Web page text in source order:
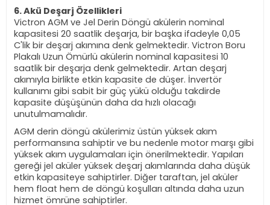
6. Akü Deşarj Özellikleri
Victron AGM ve Jel Derin Döngü akülerin nominal
kapasitesi 20 saatlik deşarja, bir başka ifadeyle 0,05
C'lik bir deşarj akımına denk gelmektedir. Victron Boru
Plakalı Uzun Ömürlü akülerin nominal kapasitesi 10
saatlik bir deşarja denk gelmektedir. Artan deşarj
akımıyla birlikte etkin kapasite de düşer. İnvertör
kullanımı gibi sabit bir güç yükü olduğu takdirde
kapasite düşüşünün daha da hızlı olacağı
unutulmamalıdır.
AGM derin döngü akülerimiz üstün yüksek akım
performansına sahiptir ve bu nedenle motor marşı gibi
yüksek akım uygulamaları için önerilmektedir. Yapıları
gereği jel aküler yüksek deşarj akımlarında daha düşük
etkin kapasiteye sahiptirler. Diğer taraftan, jel aküler
hem float hem de döngü koşulları altında daha uzun
hizmet ömrüne sahiptirler.